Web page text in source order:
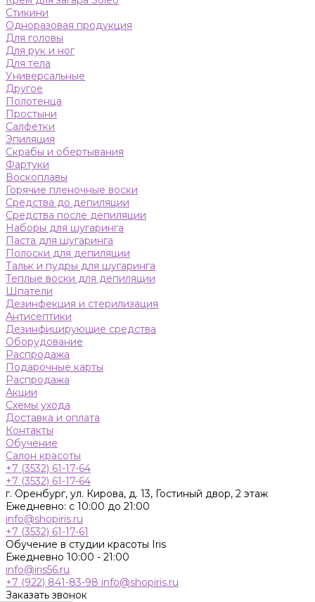
Стикини
Одноразовая продукция
Для головы
Для рук и ног
Для тела
Универсальные
Другое
Полотенца
Простыни
Салфетки
Эпиляция
Скрабы и обертывания
Фартуки
Воскоплавы
Горячие пленочные воски
Средства до депиляции
Средства после депиляции
Наборы для шугаринга
Паста для шугаринга
Полоски для депиляции
Тальк и пудры для шугаринга
Теплые воски для депиляции
Шпатели
Дезинфекция и стерилизация
Антисептики
Дезинфицирующие средства
Оборудование
Распродажа
Подарочные карты
Распродажа
Акции
Схемы ухода
Доставка и оплата
Контакты
Обучение
Салон красоты
+7 (3532) 61-17-64
+7 (3532) 61-17-64
г. Оренбург, ул. Кирова, д. 13, Гостиный двор, 2 этаж
Ежедневно: с 10:00 до 21:00
info@shopiris.ru
+7 (3532) 61-17-61
Обучение в студии красоты Iris
Ежедневно 10:00 - 21:00
info@iris56.ru
+7 (922) 841-83-98 info@shopiris.ru
Заказать звонок